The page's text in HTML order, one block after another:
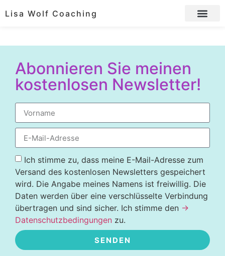
Lisa Wolf Coaching
Abonnieren Sie meinen
kostenlosen Newsletter!
Ich stimme zu, dass meine E-Mail-Adresse zum
Versand des kostenlosen Newsletters gespeichert
wird. Die Angabe meines Namens ist freiwillig. Die
Daten werden über eine verschlüsselte Verbindung
übertragen und sind sicher. Ich stimme den →
Datenschutzbedingungen zu.
SENDEN